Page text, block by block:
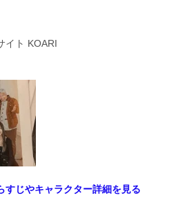
イト KOARI
すじやキャラクター詳細を見る